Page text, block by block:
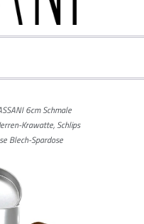
6cm Schmale
Krawatte, Schlips
Blech-Spardose